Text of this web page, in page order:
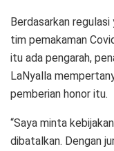
Berdasarkan
tim pemakaman
itu ada pengarah,
LaNyalla
pemberian honor itu.
“Saya minta
dibatalkan. Dengan